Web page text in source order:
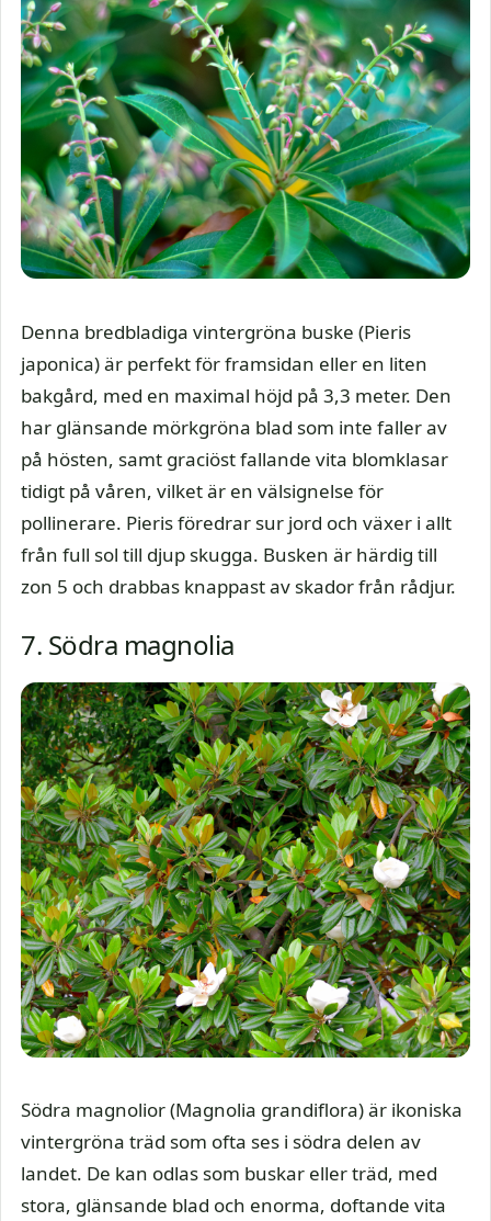
Denna bredbladiga vintergröna buske (Pieris
japonica) är perfekt för framsidan eller en liten
bakgård, med en maximal höjd på 3,3 meter. Den
har glänsande mörkgröna blad som inte faller av
på hösten, samt graciöst fallande vita blomklasar
tidigt på våren, vilket är en välsignelse för
pollinerare. Pieris föredrar sur jord och växer i allt
från full sol till djup skugga. Busken är härdig till
zon 5 och drabbas knappast av skador från rådjur.
7. Södra magnolia
Södra magnolior (Magnolia grandiflora) är ikoniska
vintergröna träd som ofta ses i södra delen av
landet. De kan odlas som buskar eller träd, med
stora, glänsande blad och enorma, doftande vita